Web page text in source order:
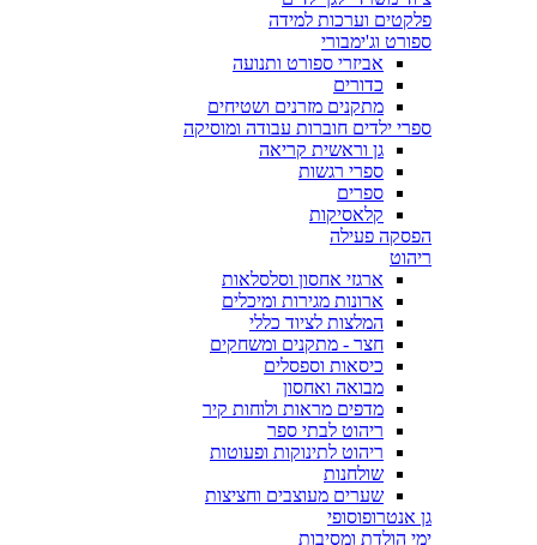
פלקטים וערכות למידה
ספורט וג'ימבורי
אביזרי ספורט ותנועה
כדורים
מתקנים מזרנים ושטיחים
ספרי ילדים חוברות עבודה ומוסיקה
גן וראשית קריאה
ספרי רגשות
ספרים
קלאסיקות
הפסקה פעילה
ריהוט
ארגזי אחסון וסלסלאות
ארונות מגירות ומיכלים
המלצות לציוד כללי
חצר - מתקנים ומשחקים
כיסאות וספסלים
מבואה ואחסון
מדפים מראות ולוחות קיר
ריהוט לבתי ספר
ריהוט לתינוקות ופעוטות
שולחנות
שערים מעוצבים וחציצות
גן אנטרופוסופי
ימי הולדת ומסיבות